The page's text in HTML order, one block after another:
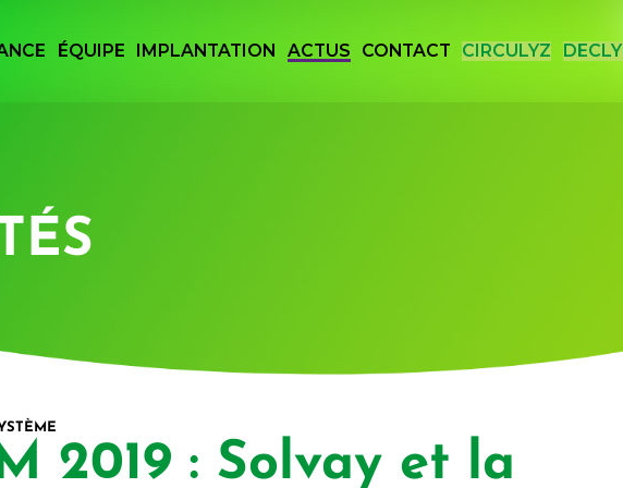
ÉQUIPE IMPLANTATION ACTUS CONTACT CIRCULYZ
2019 : Solvay et la